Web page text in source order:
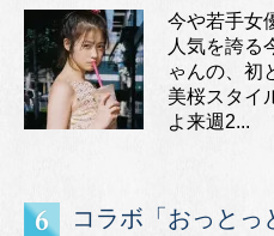
今や若手女
人気を誇
ゃんの、初
美桜スタイ
よ来週2...
コラボ「おっとっ